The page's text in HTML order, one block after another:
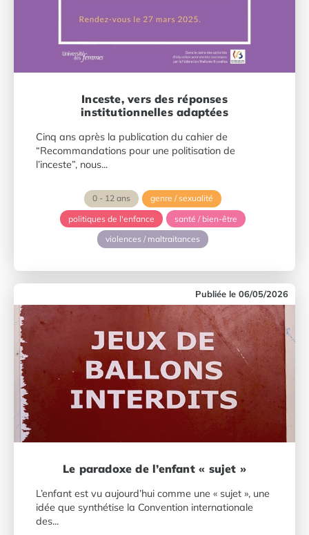
Inceste, vers des réponses
institutionnelles adaptées
Cinq ans après la publication du cahier de
“Recommandations pour une politisation de
l’inceste”, nous...
0 - 12 ans
genre / sexualité
politiques de l'enfance
santé / bien-être
violences / maltraitances
06/05/2026
Le paradoxe de l’enfant « sujet »
L’enfant est vu aujourd’hui comme une « sujet », une
idée que synthétise la Convention internationale
des...